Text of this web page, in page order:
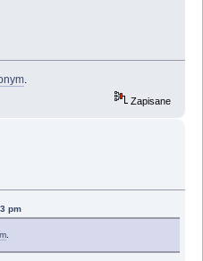
Zapisane
pm